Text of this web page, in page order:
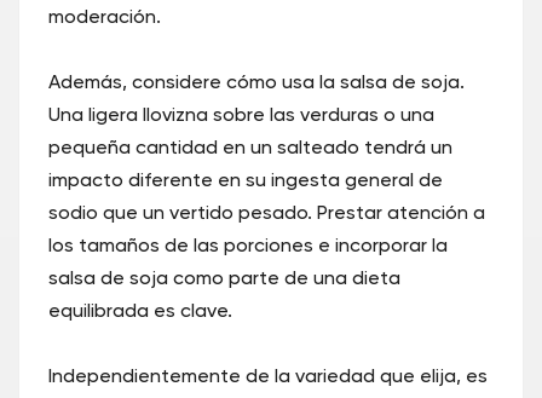
moderación.
Además, considere cómo usa la salsa de soja.
Una ligera llovizna sobre las verduras o una
pequeña cantidad en un salteado tendrá un
impacto diferente en su ingesta general de
sodio que un vertido pesado. Prestar atención a
los tamaños de las porciones e incorporar la
salsa de soja como parte de una dieta
equilibrada es clave.
Independientemente de la variedad que elija, es